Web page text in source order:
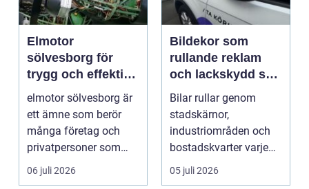
Elmotor
sölvesborg för
trygg och effektiv
drift
elmotor sölvesborg är
ett ämne som berör
många företag och
privatpersoner som
behöver driftsäkra
06 juli 2026
Bildekor som
rullande reklam
och lackskydd så
tänker man smart
Bilar rullar genom
stadskärnor,
industriområden och
bostadskvarter varje
dag. Många företag
05 juli 2026